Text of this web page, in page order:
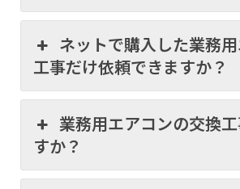
ネットで購入した業務
工事だけ依頼できますか？
業務用エアコンの交換
すか？